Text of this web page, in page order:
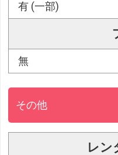
有 (一部)
無
その他
レン